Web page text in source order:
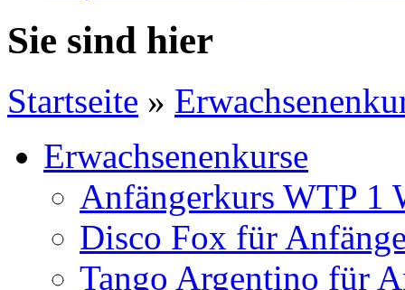
Sie sind hier
Startseite »
Erwachsenenkurse
Anfängerkurs WTP 1
Disco Fox für
Tango Argentino für